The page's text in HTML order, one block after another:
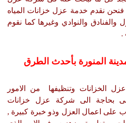
, فنحن نقدم خدمة عزل خزانات المياه
والفنادق والنوادي وغيرها كما نقوم
.
المنورة بأحدث الطرق
الخزانات وتنظيفها من الامور
بحاجة الى شركة عزل خزانات
اعمال العزل وذو خبرة كبيرة ,